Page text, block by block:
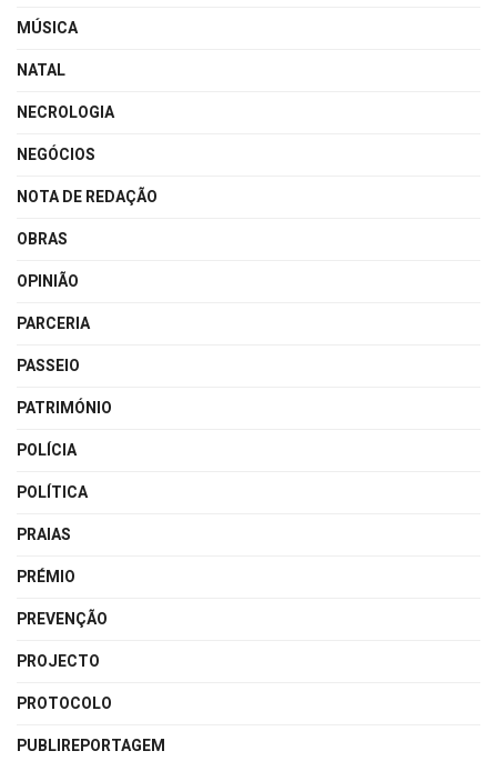
MÚSICA
NATAL
NECROLOGIA
NEGÓCIOS
NOTA DE REDAÇÃO
OBRAS
OPINIÃO
PARCERIA
PASSEIO
PATRIMÓNIO
POLÍCIA
POLÍTICA
PRAIAS
PRÉMIO
PREVENÇÃO
PROJECTO
PROTOCOLO
PUBLIREPORTAGEM